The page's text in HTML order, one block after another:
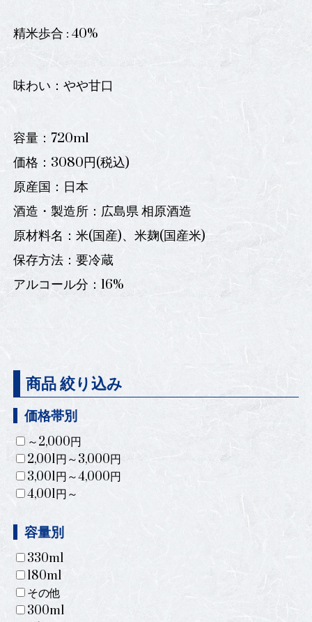
精米歩合 : 40%
味わい：やや甘口
容量：720ml
価格：3080円(税込)
原産国：日本
酒造・製造所：広島県 相原酒造
原材料名：米(国産)、米麹(国産米)
保存方法：要冷蔵
アルコール分：16%
商品 絞り込み
価格帯別
～2,000円
2,001円～3,000円
3,001円～4,000円
4,001円～
容量別
330ml
180ml
その他
300ml